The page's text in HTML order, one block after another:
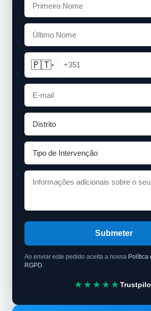
🇵🇹▾ +351
Submeter
Ao enviar este pedido aceita a nossa Política
RGPD
★★★★★